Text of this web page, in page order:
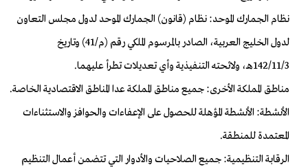
نظام الجمارك الموحد: نظام (قانون) الجمارك الموحد لدول مجلس التعاون
لدول الخليج العربية، الصادر بالمرسوم الملكي رقم (م/41) وتاريخ
142/11/3هـ، ولائحته التنفيذية وأي تعديلات تطرأ عليهما.
مناطق المملكة الأخرى: جميع مناطق المملكة عدا المناطق الاقتصادية الخاصة.
الأنشطة: الأنشطة المؤهلة للحصول على الإعفاءات والحوافز والاستثناءات
المعتمدة للمنطقة.
الرقابة التنظيمية: جميع الصلاحيات والأدوار التي تتضمن أعمال التنظيم